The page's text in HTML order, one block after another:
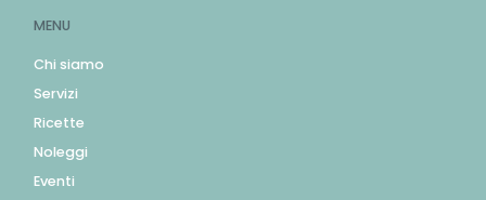
MENU
Chi siamo
Servizi
Ricette
Noleggi
Eventi